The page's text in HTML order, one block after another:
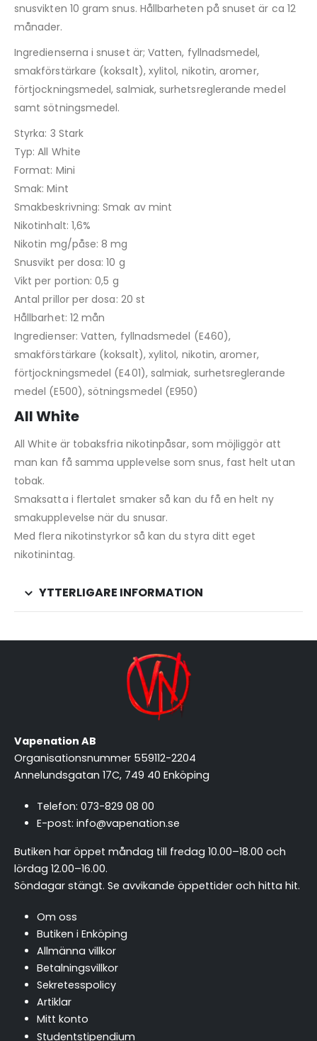
snusvikten 10 gram snus. Hållbarheten på snuset är ca 12
månader.
Ingredienserna i snuset är; Vatten, fyllnadsmedel,
smakförstärkare (koksalt), xylitol, nikotin, aromer,
förtjockningsmedel, salmiak, surhetsreglerande medel
samt sötningsmedel.
Styrka: 3 Stark
Typ: All White
Format: Mini
Smak: Mint
Smakbeskrivning: Smak av mint
Nikotinhalt: 1,6%
Nikotin mg/påse: 8 mg
Snusvikt per dosa: 10 g
Vikt per portion: 0,5 g
Antal prillor per dosa: 20 st
Hållbarhet: 12 mån
Ingredienser: Vatten, fyllnadsmedel (E460),
smakförstärkare (koksalt), xylitol, nikotin, aromer,
förtjockningsmedel (E401), salmiak, surhetsreglerande
medel (E500), sötningsmedel (E950)
All White
All White är tobaksfria nikotinpåsar, som möjliggör att
man kan få samma upplevelse som snus, fast helt utan
tobak.
Smaksatta i flertalet smaker så kan du få en helt ny
smakupplevelse när du snusar.
Med flera nikotinstyrkor så kan du styra ditt eget
nikotinintag.
YTTERLIGARE INFORMATION
Vapenation AB
Organisationsnummer 559112-2204
Annelundsgatan 17C, 749 40 Enköping
Telefon: 073-829 08 00
E-post: info@vapenation.se
Butiken har öppet måndag till fredag 10.00–18.00 och
lördag 12.00–16.00.
Söndagar stängt. Se avvikande öppettider och hitta hit.
Om oss
Butiken i Enköping
Allmänna villkor
Betalningsvillkor
Sekretesspolicy
Artiklar
Mitt konto
Studentstipendium